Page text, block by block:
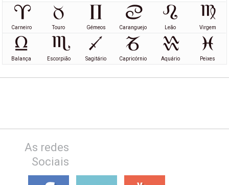
Carneiro Touro Gémeos Caranguejo Leão Virgem
Balança Escorpião Sagitário Capricórnio Aquário Peixes
As redes
Sociais